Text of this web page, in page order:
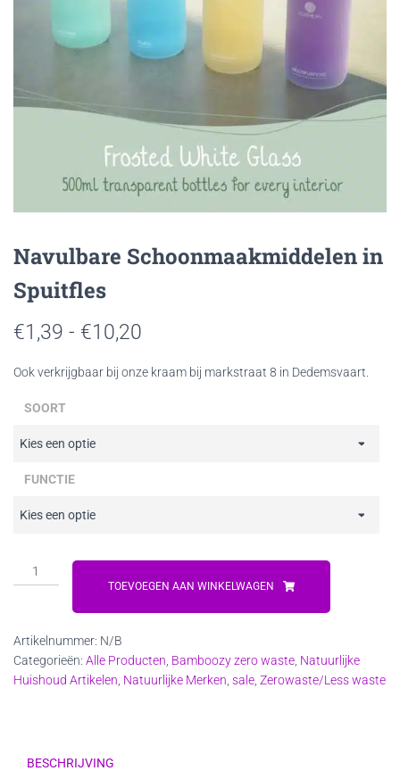
Navulbare Schoonmaakmiddelen in
Spuitfles
€1,39 - €10,20
€1,39
Ook verkrijgbaar bij onze kraam bij markstraat 8 in Dedemsvaart.
SOORT
FUNCTIE
Navulbare
Schoonmaakmiddelen
aantal
TOEVOEGEN AAN WINKELWAGEN
Artikelnummer: N/B
Categorieën: Alle Producten Bamboozy zero waste Natuurlijke
Huishoud Artikelen Natuurlijke Merken sale Zerowaste/Less waste
BESCHRIJVING